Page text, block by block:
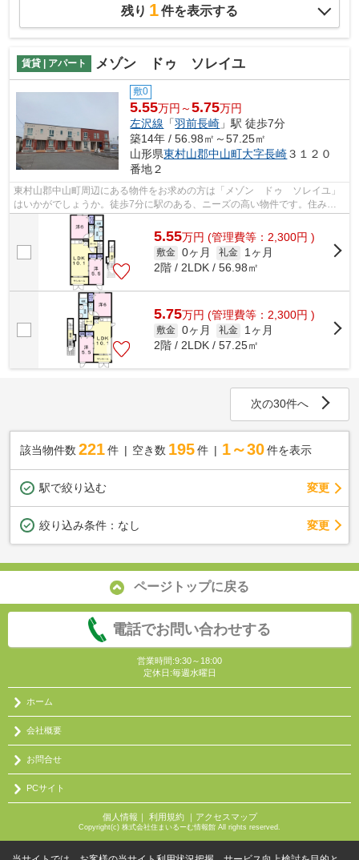
残り 1件を表示する
賃貸 | アパート メゾン ドゥ ソレイユ
敷0
5.55万円～5.75万円
左沢線 「羽前長崎 」駅 徒歩7分
築14年 / 56.98㎡～57.25㎡
山形県東村山郡中山町大字長崎３１２０
番地２
東村山郡中山町周辺にある物件をお求めの方は「メゾン ドゥ ソレイユ」
はいかがでしょうか。徒歩7分に駅のある、ニーズの高い物件です。住みや
すさが満載でイチオシのアパートはこち...
5.55万円 (管理費等：2,300円 )
敷金 0ヶ月 礼金
1ヶ月
2階 / 2LDK / 56.98㎡
5.75万円 (管理費等：2,300円 )
敷金 0ヶ月 礼金
1ヶ月
2階 / 2LDK / 57.25㎡
次の30件へ
該当物件数 221件 空き数 195 件 1～30 件を表示
駅で絞り込む 変更
絞り込み条件： なし 変更
ページトップに戻る
電話でお問い合わせする
営業時間:9:30～18:00
定休日:毎週水曜日
ホーム
会社概要
お問合せ
PCサイト
個人情報 ｜ 利用規約｜ アクセスマップ
Copyright(c) 株式会社住まいるーむ情報館 All rights reserved.